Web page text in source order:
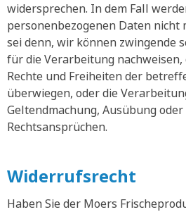
widersprechen. In dem Fall
personenbezogenen Daten nicht
sei denn, wir können zwingende
für die Verarbeitung nachweisen,
Rechte und Freiheiten der
überwiegen, oder die
Geltendmachung, Ausübung
Rechtsansprüchen.
Widerrufsrecht
Haben Sie der Moers